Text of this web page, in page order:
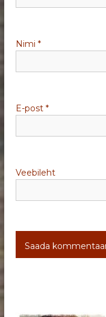
i
n
Nimi*
E-post*
Veebileht